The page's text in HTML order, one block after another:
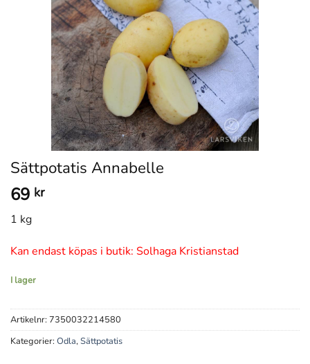
Sättpotatis Annabelle
69 kr
1 kg
Kan endast köpas i butik: Solhaga Kristianstad
I lager
Artikelnr: 7350032214580
Kategorier: Odla,Sättpotatis